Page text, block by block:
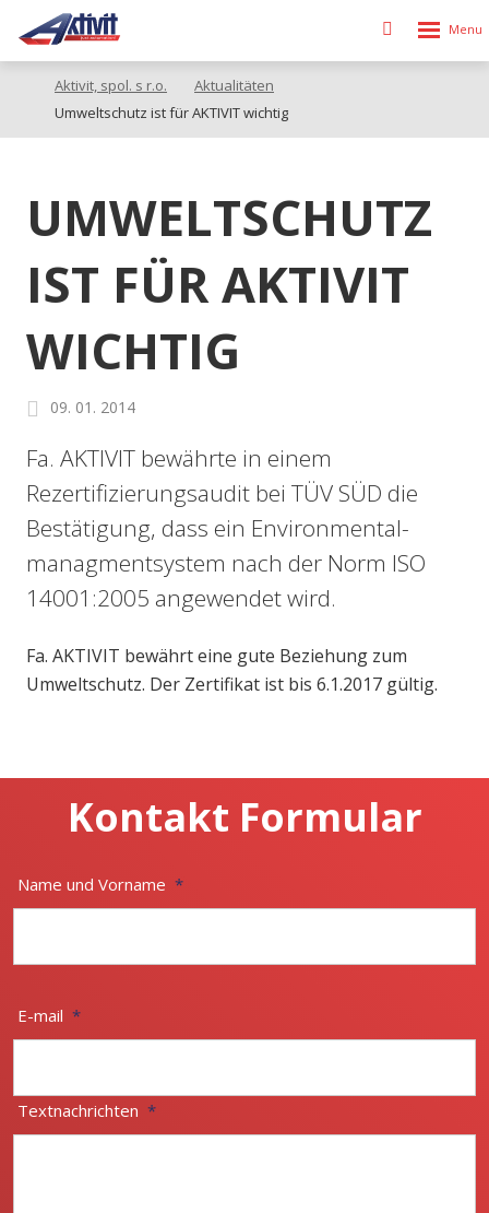
Vyhledávání
Rozbalení
Aktivit, spol. s r.o.
Aktualitäten
Umweltschutz ist für AKTIVIT wichtig
UMWELTSCHUTZ
IST FÜR AKTIVIT
WICHTIG
09. 01. 2014
Fa. AKTIVIT bewährte in einem
Rezertifizierungsaudit bei TÜV SÜD die
Bestätigung, dass ein Environmental-
managmentsystem nach der Norm ISO
14001:2005 angewendet wird.
Fa. AKTIVIT bewährt eine gute Beziehung zum
Umweltschutz. Der Zertifikat ist bis 6.1.2017 gültig.
Kontakt Formular
Name und Vorname *
E-mail *
Textnachrichten *